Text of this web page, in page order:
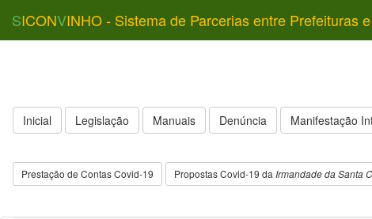
SICONVINHO - Sistema de Parcerias entre Prefeituras
Inicial Legislação Manuais Denúncia Manifestação
Prestação de Contas Covid-19 Propostas Covid-19 da Irmandade da Santa